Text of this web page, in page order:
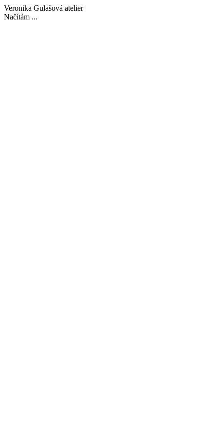
Veronika Gulašová atelier
Načítám ...